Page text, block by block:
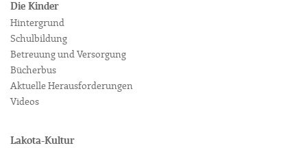
Die Kinder
Hintergrund
Schulbildung
Betreuung und Versorgung
Bücherbus
Aktuelle Herausforderungen
Videos
Lakota-Kultur